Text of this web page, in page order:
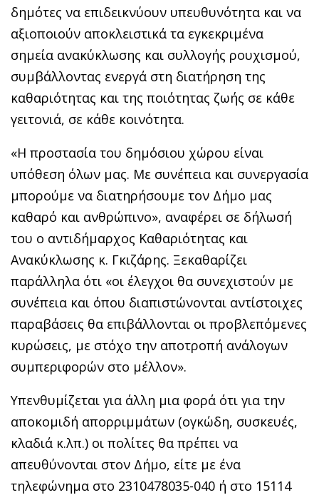
δημότες να επιδεικνύουν υπευθυνότητα και να
αξιοποιούν αποκλειστικά τα εγκεκριμένα
σημεία ανακύκλωσης και συλλογής ρουχισμού,
συμβάλλοντας ενεργά στη διατήρηση της
καθαριότητας και της ποιότητας ζωής σε κάθε
γειτονιά, σε κάθε κοινότητα.
«Η προστασία του δημόσιου χώρου είναι
υπόθεση όλων μας. Με συνέπεια και συνεργασία
μπορούμε να διατηρήσουμε τον Δήμο μας
καθαρό και ανθρώπινο», αναφέρει σε δήλωσή
του ο αντιδήμαρχος Καθαριότητας και
Ανακύκλωσης κ. Γκιζάρης. Ξεκαθαρίζει
παράλληλα ότι «οι έλεγχοι θα συνεχιστούν με
συνέπεια και όπου διαπιστώνονται αντίστοιχες
παραβάσεις θα επιβάλλονται οι προβλεπόμενες
κυρώσεις, με στόχο την αποτροπή ανάλογων
συμπεριφορών στο μέλλον».
Υπενθυμίζεται για άλλη μια φορά ότι για την
αποκομιδή απορριμμάτων (ογκώδη, συσκευές,
κλαδιά κ.λπ.) οι πολίτες θα πρέπει να
απευθύνονται στον Δήμο, είτε με ένα
τηλεφώνημα στο 2310478035-040 ή στο 15114